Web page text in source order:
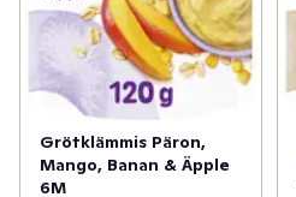
Grötklämmis Päron,
Mango, Banan & Äpple
6M